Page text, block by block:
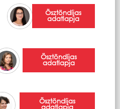
Ösztöndíjas
adatlapja
Ösztöndíjas
adatlapja
Ösztöndíjas
adatlapja